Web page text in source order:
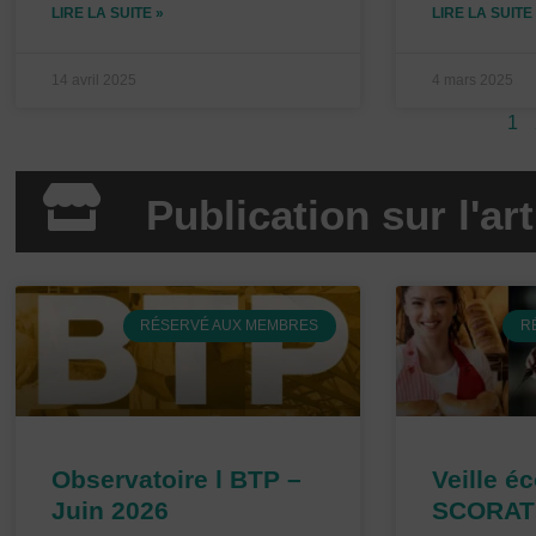
LIRE LA SUITE »
14 avril 2025
LIRE LA SUITE
4 mars 2025
1
Publication sur
RÉSERVÉ AUX MEMBRES
Observatoire l BTP –
Juin 2026
Veille